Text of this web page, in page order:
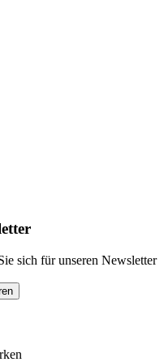
sich für unseren Newsletter